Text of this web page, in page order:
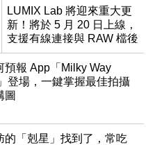
LUMIX Lab 將迎來重大更
新！將於 5 月 20 日上線，
支援有線連接與 RAW 檔後
製
預報 App「Milky Way
登場，一鍵掌握最佳拍攝
圖
的「剋星」找到了，常吃